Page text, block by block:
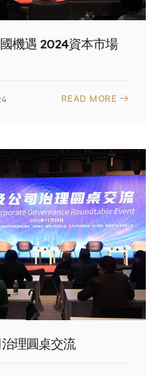
機遇 2024資本市場
READ MORE
理圓桌交流